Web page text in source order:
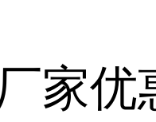
家优